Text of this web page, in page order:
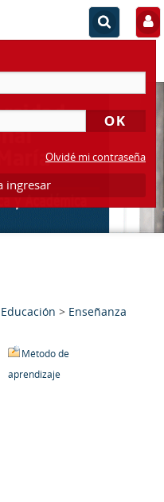
Olvidé mi contraseña
ingresar
Educación > Enseñanza
Método de
aprendizaje